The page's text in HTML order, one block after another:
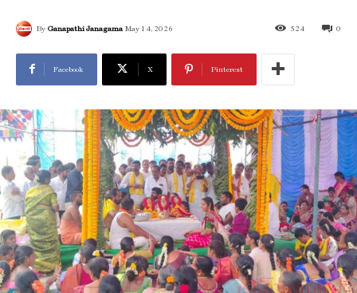
By Ganapathi Janagama May 14, 2026 0
524
Facebook X Pinterest